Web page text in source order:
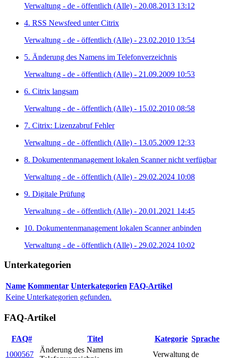
Verwaltung - de - öffentlich (Alle) - 20.08.2013 13:12
4. RSS Newsfeed unter Citrix
Verwaltung - de - öffentlich (Alle) - 23.02.2010 13:54
5. Änderung des Namens im Telefonverzeichnis
Verwaltung - de - öffentlich (Alle) - 21.09.2009 10:53
6. Citrix langsam
Verwaltung - de - öffentlich (Alle) - 15.02.2010 08:58
7. Citrix: Lizenzabruf Fehler
Verwaltung - de - öffentlich (Alle) - 13.05.2009 12:33
8. Dokumentenmanagement lokalen Scanner nicht verfügbar
Verwaltung - de - öffentlich (Alle) - 29.02.2024 10:08
9. Digitale Prüfung
Verwaltung - de - öffentlich (Alle) - 20.01.2021 14:45
10. Dokumentenmanagement lokalen Scanner anbinden
Verwaltung - de - öffentlich (Alle) - 29.02.2024 10:02
Unterkategorien
Name Kommentar Unterkategorien FAQ-Artikel
Keine Unterkategorien gefunden.
FAQ-Artikel
FAQ# Titel Kategorie Sprache
1000567
Änderung des Namens im
Verwaltung de